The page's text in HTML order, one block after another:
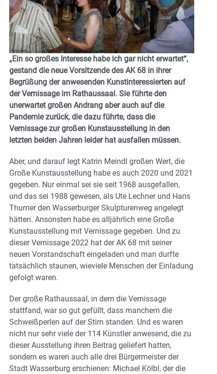
„Ein so großes Interesse habe ich gar nicht erwartet“,
gestand die neue Vorsitzende des AK 68 in ihrer
Begrüßung der anwesenden Kunstinteressierten auf
der Vernissage im Rathaussaal. Sie führte den
unerwartet großen Andrang aber auch auf die
Pandemie zurück, die dazu führte, dass die
Vernissage zur großen Kunstausstellung in den
letzten beiden Jahren leider hat ausfallen müssen.
Aber, und darauf legt Katrin Meindl großen Wert, die
Große Kunstausstellung habe es auch 2020 und 2021
gegeben. Nur einmal sei sie seit 1968 ausgefallen,
und das sei 1988 gewesen, als Ute Lechner und Hans
Thurner den Wasserburger Skulpturenweg angelegt
hätten. Ansonsten habe es alljährlich eine Große
Kunstausstellung mit Vernissage gegeben. Und zu
dieser Vernissage 2022 hat der AK 68 mit seiner
neuen Vorstandschaft eingeladen und man durfte
tatsächlich staunen, wieviele Menschen der Einladung
gefolgt waren.
Der große Rathaussaal, in dem die Vernissage
stattfand, war so gut gefüllt, dass manchem die
Schweißperlen auf der Stirn standen. Und es waren
nicht nur sehr viele der 114 Künstler anwesend, die zu
dieser Ausstellung ihren Beitrag geliefert hatten,
sondern es waren auch alle drei Bürgermeister der
Stadt Wasserburg erschienen: Michael Kölbl, der die